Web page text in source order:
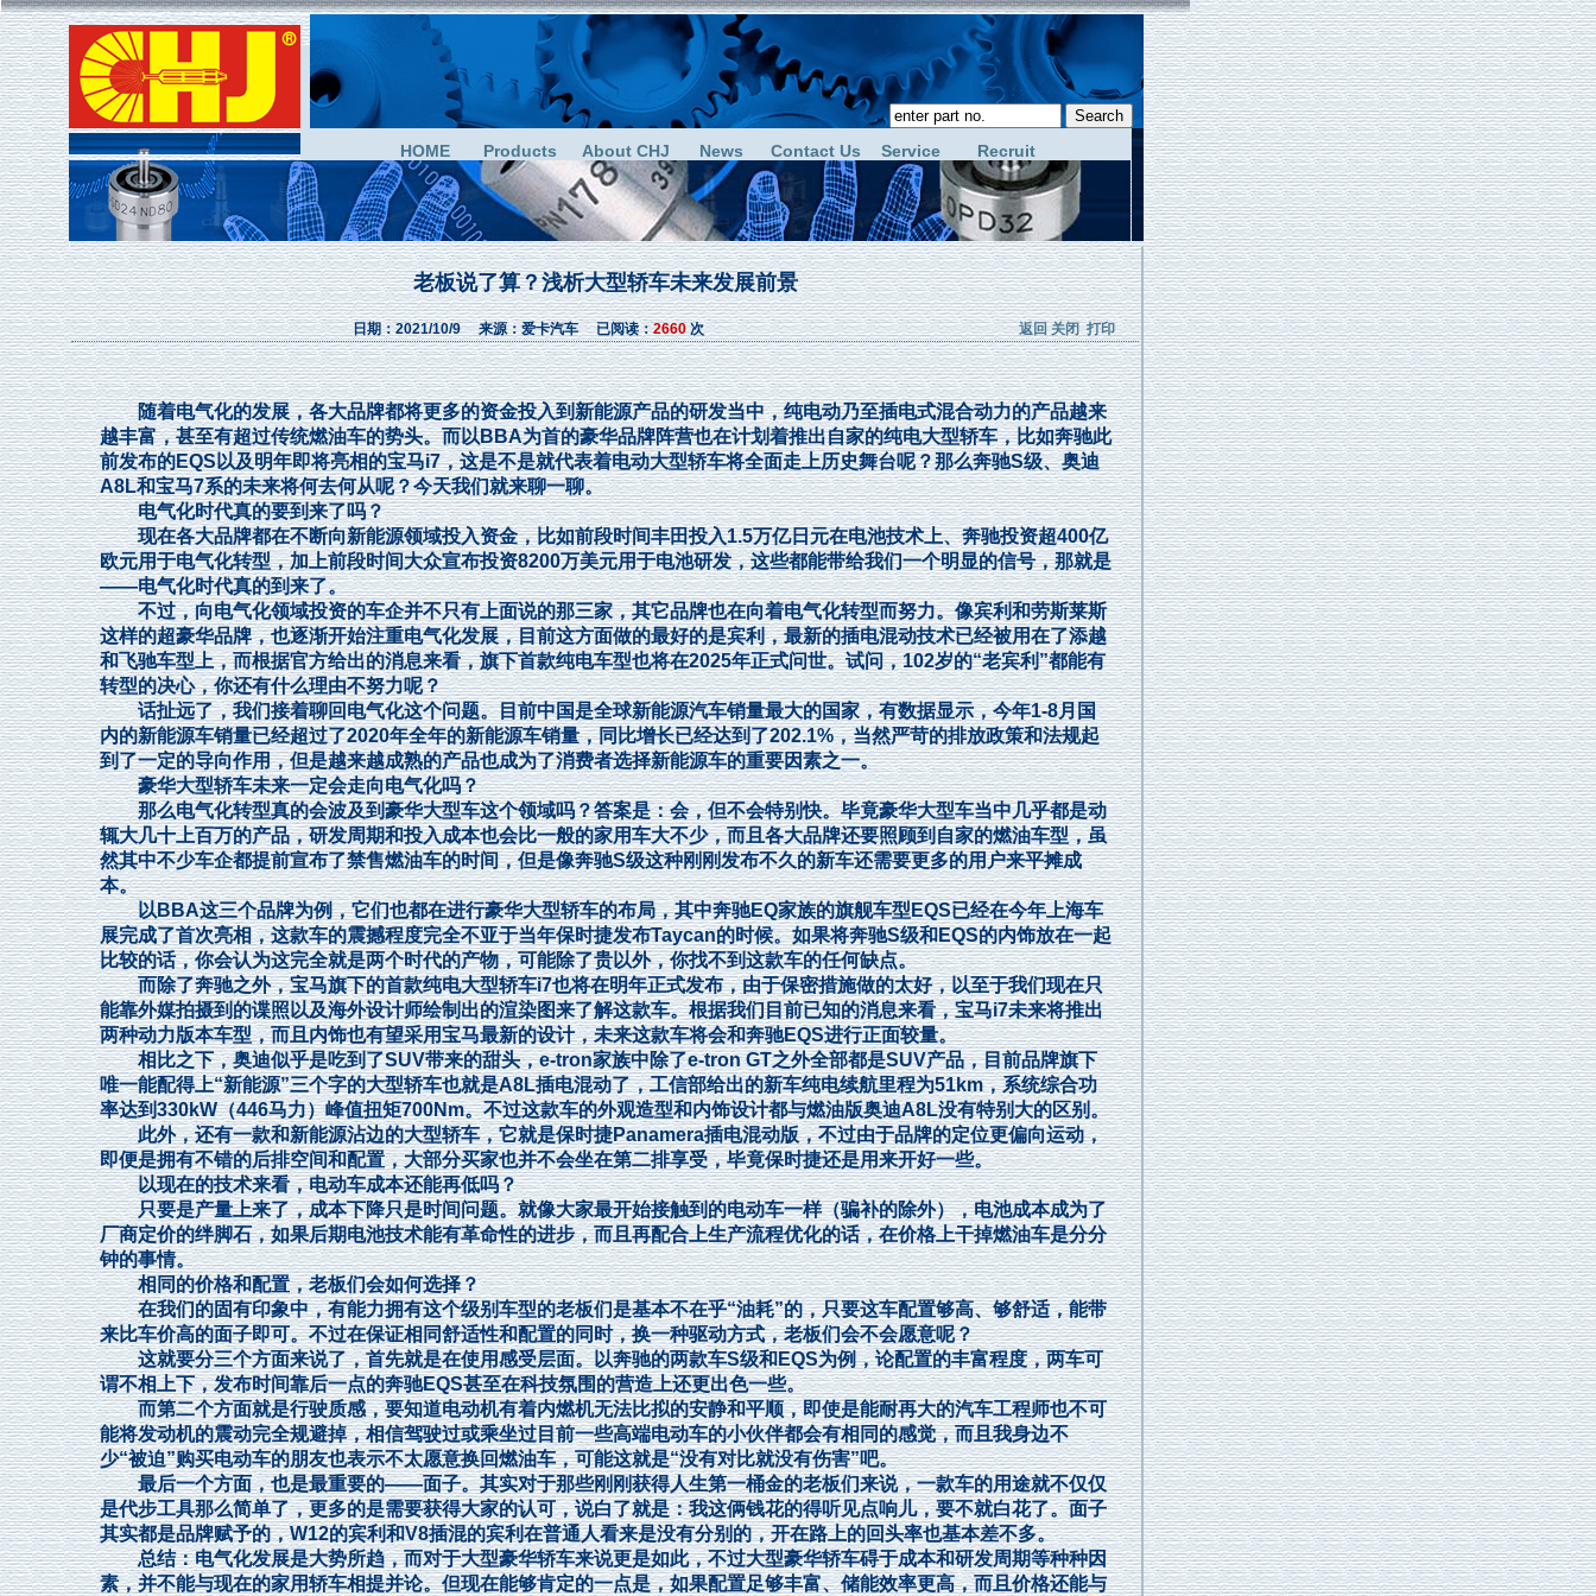
HOME Products About CHJ News Contact Us Service Recruit
老板说了算？浅析大型轿车未来发展前景
日期：2021/10/9 来源：爱卡汽车 已阅读：2660次 返回 关闭 打印
随着电气化的发展，各大品牌都将更多的资金投入到新能源产品的研发当中，纯电动乃至插电式混合动力的产品越来
越丰富，甚至有超过传统燃油车的势头。而以BBA为首的豪华品牌阵营也在计划着推出自家的纯电大型轿车，比如奔驰此
前发布的EQS以及明年即将亮相的宝马i7，这是不是就代表着电动大型轿车将全面走上历史舞台呢？那么奔驰S级、奥迪
A8L和宝马7系的未来将何去何从呢？今天我们就来聊一聊。
电气化时代真的要到来了吗？
现在各大品牌都在不断向新能源领域投入资金，比如前段时间丰田投入1.5万亿日元在电池技术上、奔驰投资超400亿
欧元用于电气化转型，加上前段时间大众宣布投资8200万美元用于电池研发，这些都能带给我们一个明显的信号，那就是
——电气化时代真的到来了。
不过，向电气化领域投资的车企并不只有上面说的那三家，其它品牌也在向着电气化转型而努力。像宾利和劳斯莱斯
这样的超豪华品牌，也逐渐开始注重电气化发展，目前这方面做的最好的是宾利，最新的插电混动技术已经被用在了添越
和飞驰车型上，而根据官方给出的消息来看，旗下首款纯电车型也将在2025年正式问世。试问，102岁的“老宾利”都能有
转型的决心，你还有什么理由不努力呢？
话扯远了，我们接着聊回电气化这个问题。目前中国是全球新能源汽车销量最大的国家，有数据显示，今年1-8月国
内的新能源车销量已经超过了2020年全年的新能源车销量，同比增长已经达到了202.1%，当然严苛的排放政策和法规起
到了一定的导向作用，但是越来越成熟的产品也成为了消费者选择新能源车的重要因素之一。
豪华大型轿车未来一定会走向电气化吗？
那么电气化转型真的会波及到豪华大型车这个领域吗？答案是：会，但不会特别快。毕竟豪华大型车当中几乎都是动
辄大几十上百万的产品，研发周期和投入成本也会比一般的家用车大不少，而且各大品牌还要照顾到自家的燃油车型，虽
然其中不少车企都提前宣布了禁售燃油车的时间，但是像奔驰S级这种刚刚发布不久的新车还需要更多的用户来平摊成
本。
以BBA这三个品牌为例，它们也都在进行豪华大型轿车的布局，其中奔驰EQ家族的旗舰车型EQS已经在今年上海车
展完成了首次亮相，这款车的震撼程度完全不亚于当年保时捷发布Taycan的时候。如果将奔驰S级和EQS的内饰放在一起
比较的话，你会认为这完全就是两个时代的产物，可能除了贵以外，你找不到这款车的任何缺点。
而除了奔驰之外，宝马旗下的首款纯电大型轿车i7也将在明年正式发布，由于保密措施做的太好，以至于我们现在只
能靠外媒拍摄到的谍照以及海外设计师绘制出的渲染图来了解这款车。根据我们目前已知的消息来看，宝马i7未来将推出
两种动力版本车型，而且内饰也有望采用宝马最新的设计，未来这款车将会和奔驰EQS进行正面较量。
相比之下，奥迪似乎是吃到了SUV带来的甜头，e-tron家族中除了e-tron GT之外全部都是SUV产品，目前品牌旗下
唯一能配得上“新能源”三个字的大型轿车也就是A8L插电混动了，工信部给出的新车纯电续航里程为51km，系统综合功
率达到330kW（446马力）峰值扭矩700Nm。不过这款车的外观造型和内饰设计都与燃油版奥迪A8L没有特别大的区别。
此外，还有一款和新能源沾边的大型轿车，它就是保时捷Panamera插电混动版，不过由于品牌的定位更偏向运动，
即便是拥有不错的后排空间和配置，大部分买家也并不会坐在第二排享受，毕竟保时捷还是用来开好一些。
以现在的技术来看，电动车成本还能再低吗？
只要是产量上来了，成本下降只是时间问题。就像大家最开始接触到的电动车一样（骗补的除外），电池成本成为了
厂商定价的绊脚石，如果后期电池技术能有革命性的进步，而且再配合上生产流程优化的话，在价格上干掉燃油车是分分
钟的事情。
相同的价格和配置，老板们会如何选择？
在我们的固有印象中，有能力拥有这个级别车型的老板们是基本不在乎“油耗”的，只要这车配置够高、够舒适，能带
来比车价高的面子即可。不过在保证相同舒适性和配置的同时，换一种驱动方式，老板们会不会愿意呢？
这就要分三个方面来说了，首先就是在使用感受层面。以奔驰的两款车S级和EQS为例，论配置的丰富程度，两车可
谓不相上下，发布时间靠后一点的奔驰EQS甚至在科技氛围的营造上还更出色一些。
而第二个方面就是行驶质感，要知道电动机有着内燃机无法比拟的安静和平顺，即使是能耐再大的汽车工程师也不可
能将发动机的震动完全规避掉，相信驾驶过或乘坐过目前一些高端电动车的小伙伴都会有相同的感觉，而且我身边不
少“被迫”购买电动车的朋友也表示不太愿意换回燃油车，可能这就是“没有对比就没有伤害”吧。
最后一个方面，也是最重要的——面子。其实对于那些刚刚获得人生第一桶金的老板们来说，一款车的用途就不仅仅
是代步工具那么简单了，更多的是需要获得大家的认可，说白了就是：我这俩钱花的得听见点响儿，要不就白花了。面子
其实都是品牌赋予的，W12的宾利和V8插混的宾利在普通人看来是没有分别的，开在路上的回头率也基本差不多。
总结：电气化发展是大势所趋，而对于大型豪华轿车来说更是如此，不过大型豪华轿车碍于成本和研发周期等种种因
素，并不能与现在的家用轿车相提并论。但现在能够肯定的一点是，如果配置足够丰富、储能效率更高，而且价格还能与